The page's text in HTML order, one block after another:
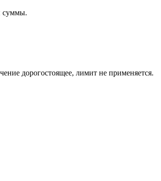
суммы.
дорогостоящее, лимит не применяется.